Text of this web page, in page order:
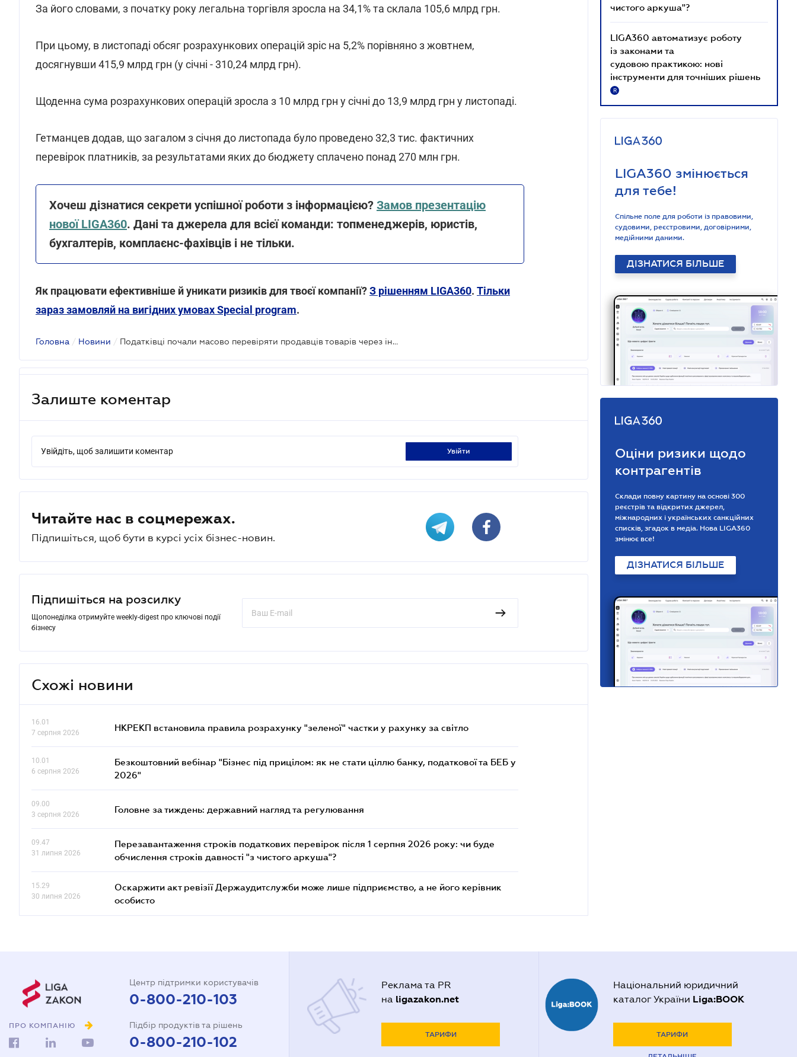
За його словами, з початку року легальна торгівля зросла на 34,1% та склала 105,6 млрд грн.
При цьому, в листопаді обсяг розрахункових операцій зріс на 5,2% порівняно з жовтнем,
досягнувши 415,9 млрд грн (у січні - 310,24 млрд грн).
Щоденна сума розрахункових операцій зросла з 10 млрд грн у січні до 13,9 млрд грн у листопаді.
Гетманцев додав, що загалом з січня до листопада було проведено 32,3 тис. фактичних
перевірок платників, за результатами яких до бюджету сплачено понад 270 млн грн.
Хочеш дізнатися секрети успішної роботи з інформацією? Замов презентацію
новоїLIGA360. Дані та джерела для всієї команди: топменеджерів, юристів,
бухгалтерів, комплаєнс-фахівців і не тільки.
Як працювати ефективніше й уникати ризиків для твоєї компанії?З рішенням LIGA360. Тільки
зараз замовляй на вигідних умовах Special program.
Головна / Новини / Податківці почали масово перевіряти продавців товарів через інтернет: за місяць виписано штрафів майже на 50 млн грн
Залиште коментар
Увійдіть, щоб залишити коментар увійти
Читайте нас в соцмережах.
Підпишіться, щоб бути в курсі усіх бізнес-новин.
Підпишіться на розсилку
Щопонеділка отримуйте weekly-digest про ключові події
бізнесу
Схожі новини
16.01
7 серпня 2026
НКРЕКП встановила правила розрахунку "зеленої" частки у рахунку за світло
10.01
6 серпня 2026
Безкоштовний вебінар "Бізнес під прицілом: як не стати ціллю банку, податкової та БЕБ у
2026"
09.00
3 серпня 2026
Головне за тиждень: державний нагляд та регулювання
09.47
31 липня 2026
Перезавантаження строків податкових перевірок після 1 серпня 2026 року: чи буде
обчислення строків давності "з чистого аркуша"?
15.29
30 липня 2026
Оскаржити акт ревізії Держаудитслужби може лише підприємство, а не його керівник
особисто
чистого аркуша"?
LIGA360 автоматизує роботу
із законами та
судовою практикою: нові
інструменти для точніших рішень
R
LIGA360 змінюється
для тебе!
Спільне поле для роботи із правовими,
судовими, реєстровими, договірними,
медійними даними.
ДІЗНАТИСЯ БІЛЬШЕ
Оціни ризики щодо
контрагентів
Склади повну картину на основі 300
реєстрів та відкритих джерел,
міжнародних і українських санкційних
списків, згадок в медіа. Нова LIGA360
змінює все!
ДІЗНАТИСЯ БІЛЬШЕ
ПРО КОМПАНІЮ
Центр підтримки користувачів
0-800-210-103
Підбір продуктів та рішень
0-800-210-102
Реклама та PR
на ligazakon.net
ТАРИФИ
Національний юридичний
каталог України Liga:BOOK
ТАРИФИ